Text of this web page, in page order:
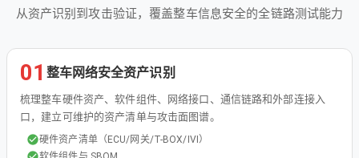
从资产识别到攻击验证，覆盖整车信息安全的全链路测试能力
01 整车网络安全资产识别
梳理整车硬件资产、软件组件、网络接口、通信链路和外部连接入
口，建立可维护的资产清单与攻击面图谱。
硬件资产清单（ECU/网关/T-BOX/IVI）